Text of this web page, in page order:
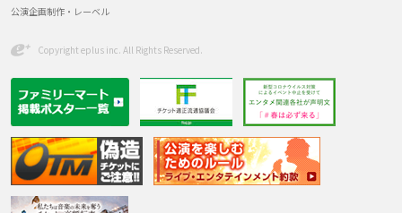
公演企画制作・レーベル
Copyright eplus inc. All Rights Reserved.